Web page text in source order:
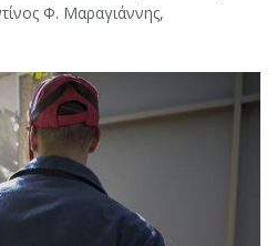
Φ. Μαραγιάννης,